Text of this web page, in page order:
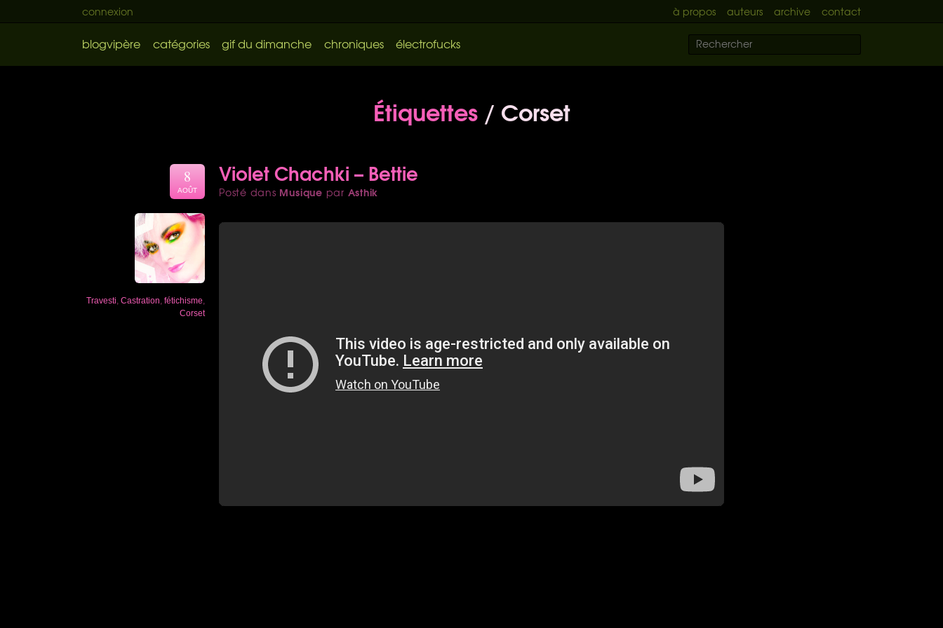
connexion à propos auteurs archive contact
blogvipère catégories gif du dimanche chroniques électrofucks
Étiquettes/ Corset
Violet Chachki – Bettie
Posté dans Musique par Asthik
8
AOÛT
Travesti Castration fétichisme
Corset